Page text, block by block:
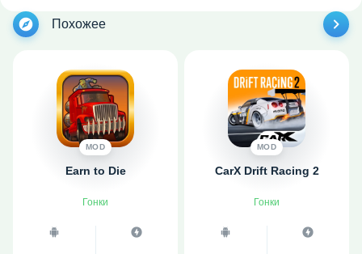
Похожее
MOD
Earn to Die
Гонки
MOD
CarX Drift Racing 2
Гонки